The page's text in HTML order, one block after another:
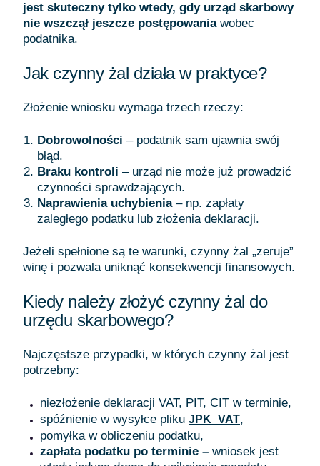
jest skuteczny tylko wtedy, gdy urząd skarbowy
nie wszczął jeszcze postępowaniawobec
podatnika.
Jak czynny żal działa w praktyce?
Złożenie wniosku wymaga trzech rzeczy:
Dobrowolności – podatnik sam ujawnia swój
błąd.
Braku kontroli – urząd nie może już prowadzić
czynności sprawdzających.
Naprawienia uchybienia– np. zapłaty
zaległego podatku lub złożenia deklaracji.
Jeżeli spełnione są te warunki, czynny żal „zeruje”
winę i pozwala uniknąć konsekwencji finansowych.
Kiedy należy złożyć czynny żal do
urzędu skarbowego?
Najczęstsze przypadki, w których czynny żal jest
potrzebny:
niezłożenie deklaracji VAT, PIT, CIT w terminie,
spóźnienie w wysyłce pliku JPK_VAT,
pomyłka w obliczeniu podatku,
zapłata podatku po terminie – wniosek jest